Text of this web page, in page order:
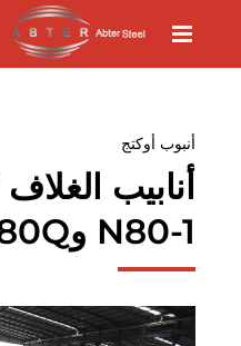
أنبوب أوكتج
N80-1 وN80Q